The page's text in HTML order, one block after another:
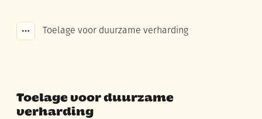
Toon alle broodkruimel items
Toelage voor duurzame verharding
Toelage voor duurzame
verharding